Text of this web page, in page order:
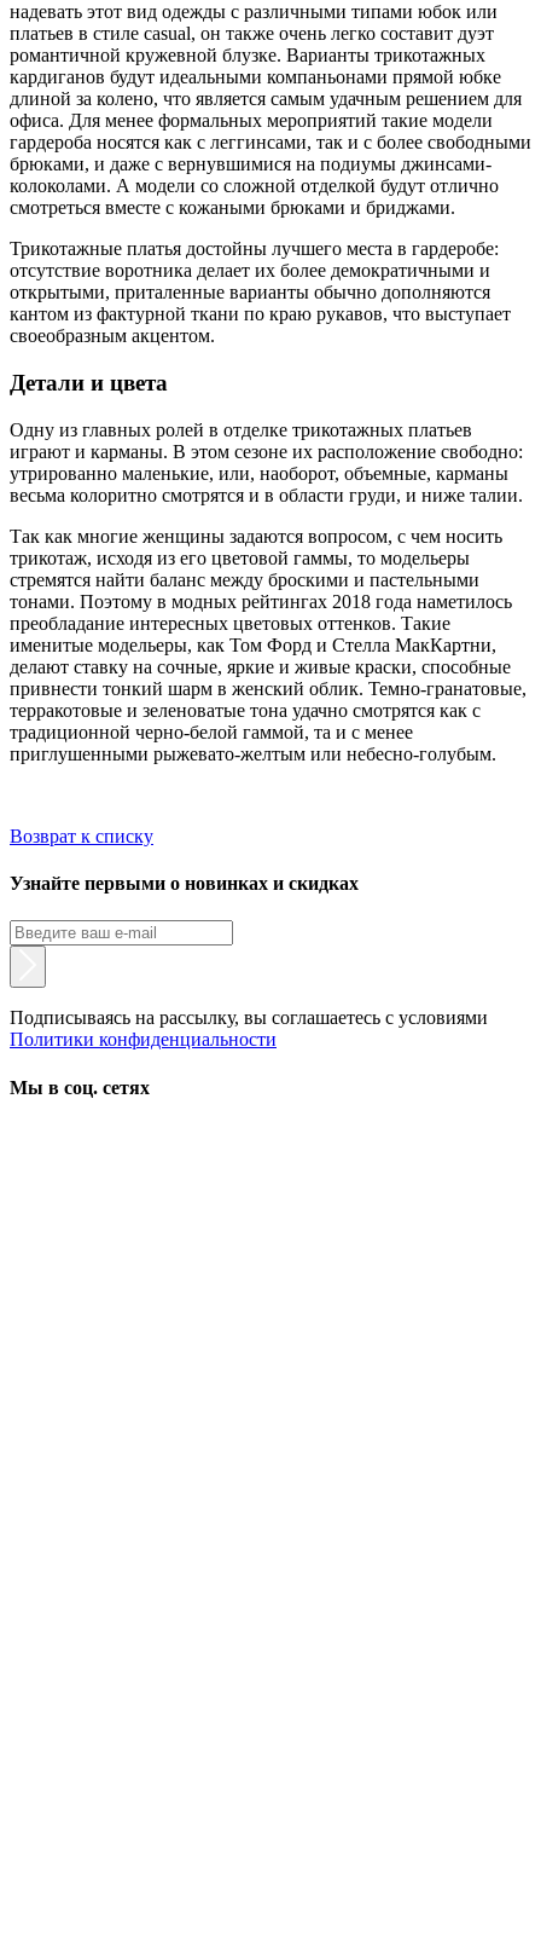
надевать этот вид одежды с различными типами юбок или
платьев в стиле casual, он также очень легко составит дуэт
романтичной кружевной блузке. Варианты трикотажных
кардиганов будут идеальными компаньонами прямой юбке
длиной за колено, что является самым удачным решением для
офиса. Для менее формальных мероприятий такие модели
гардероба носятся как с леггинсами, так и с более свободными
брюками, и даже с вернувшимися на подиумы джинсами-
колоколами. А модели со сложной отделкой будут отлично
смотреться вместе с кожаными брюками и бриджами.
Трикотажные платья достойны лучшего места в гардеробе:
отсутствие воротника делает их более демократичными и
открытыми, приталенные варианты обычно дополняются
кантом из фактурной ткани по краю рукавов, что выступает
своеобразным акцентом.
Детали и цвета
Одну из главных ролей в отделке трикотажных платьев
играют и карманы. В этом сезоне их расположение свободно:
утрированно маленькие, или, наоборот, объемные, карманы
весьма колоритно смотрятся и в области груди, и ниже талии.
Так как многие женщины задаются вопросом, с чем носить
трикотаж, исходя из его цветовой гаммы, то модельеры
стремятся найти баланс между броскими и пастельными
тонами. Поэтому в модных рейтингах 2018 года наметилось
преобладание интересных цветовых оттенков. Такие
именитые модельеры, как Том Форд и Стелла МакКартни,
делают ставку на сочные, яркие и живые краски, способные
привнести тонкий шарм в женский облик. Темно-гранатовые,
терракотовые и зеленоватые тона удачно смотрятся как с
традиционной черно-белой гаммой, та и с менее
приглушенными рыжевато-желтым или небесно-голубым.
Возврат к списку
Узнайте первыми о новинках и скидках
Подписываясь на рассылку, вы соглашаетесь с условиями
Политики конфиденциальности
Мы в соц. сетях